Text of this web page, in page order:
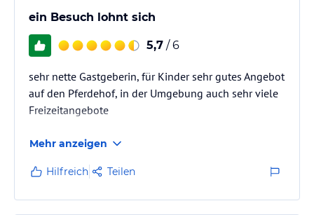
ein Besuch lohnt sich
5,7 / 6
sehr nette Gastgeberin, für Kinder sehr gutes Angebot
auf den Pferdehof, in der Umgebung auch sehr viele
Freizeitangebote
Mehr anzeigen
Hilfreich Teilen